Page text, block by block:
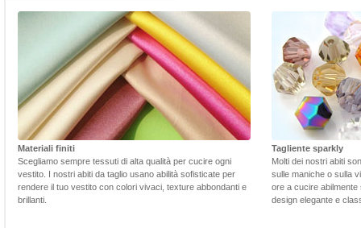
Materiali finiti
Scegliamo sempre tessuti di alta qualità per cucire ogni
vestito. I nostri abiti da taglio usano abilità sofisticate per
rendere il tuo vestito con colori vivaci, texture abbondanti e
brillanti.
Tagliente sparkly
Molti dei nostri abiti
sulle maniche o sulla
ore a cucire
design elegante e